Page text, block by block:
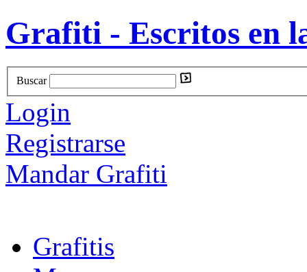
Grafiti - Escritos en
Buscar
Login
Registrarse
Mandar Grafiti
Grafitis